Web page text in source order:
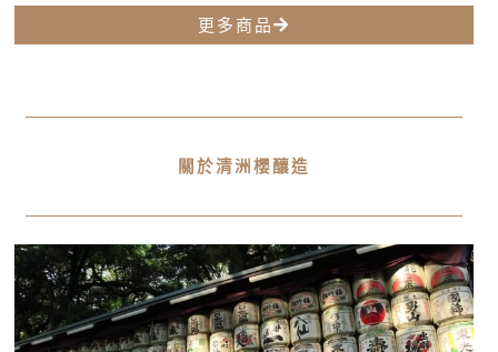
更多商品
關於清洲櫻釀造